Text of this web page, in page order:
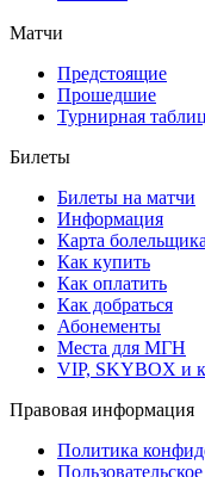
Матчи
Предстоящие
Прошедшие
Турнирная
Билеты
Билеты на матчи
Информация
Карта болельщика
Как купить
Как оплатить
Как добраться
Абонементы
Места для МГН
VIP, SKYBOX и
Правовая информация
Политика